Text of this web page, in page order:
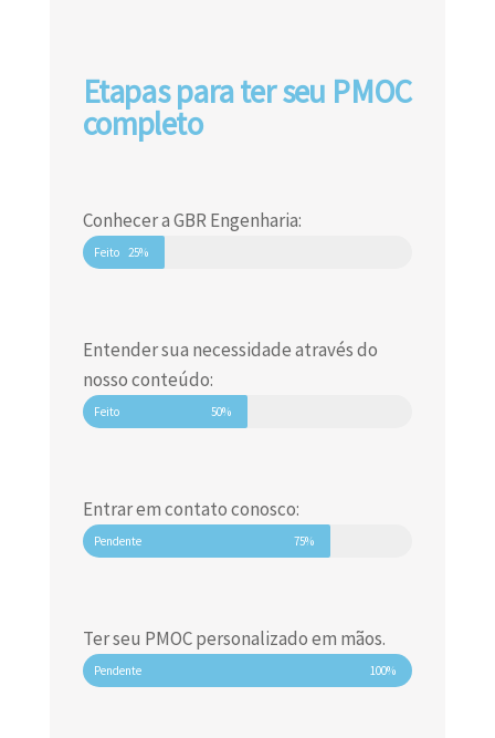
Etapas para ter seu PMOC
completo
Conhecer a GBR Engenharia:
Feito 25%
Entender sua necessidade através do
nosso conteúdo:
Feito 50%
Entrar em contato conosco:
Pendente 75%
Ter seu PMOC personalizado em mãos.
Pendente 100%